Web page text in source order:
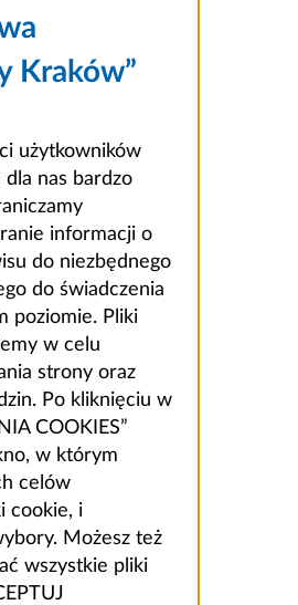
Kraków”
użytkowników
dla nas bardzo
informacji o
do niezbędnego
do świadczenia
poziomie. Pliki
w celu
strony oraz
Po kliknięciu w
COOKIES”
w którym
celów
cookie, i
Możesz też
wszystkie pliki